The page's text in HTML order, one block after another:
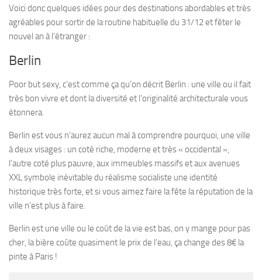
Voici donc quelques idées pour des destinations abordables et très
agréables pour sortir de la routine habituelle du 31/12 et fêter le
nouvel an à l’étranger :
Berlin
Poor but sexy, c’est comme ça qu’on décrit Berlin : une ville ou il fait
très bon vivre et dont la diversité et l’originalité architecturale vous
étonnera.
Berlin est vous n’aurez aucun mal à comprendre pourquoi, une ville
à deux visages : un coté riche, moderne et très « occidental »,
l’autre coté plus pauvre, aux immeubles massifs et aux avenues
XXL symbole inévitable du réalisme socialiste une identité
historique très forte, et si vous aimez faire la fête la réputation de la
ville n’est plus à faire.
Berlin est une ville ou le coût de la vie est bas, on y mange pour pas
cher, la bière coûte quasiment le prix de l’eau, ça change des 8€ la
pinte à Paris !